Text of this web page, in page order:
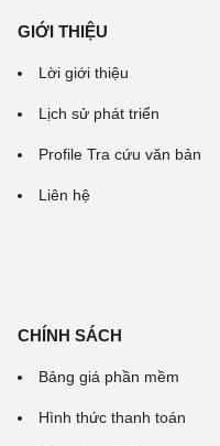
GIỚI THIỆU
Lời giới thiệu
Lịch sử phát triển
Profile Tra cứu văn bản
Liên hệ
CHÍNH SÁCH
Bảng giá phần mềm
Hình thức thanh toán